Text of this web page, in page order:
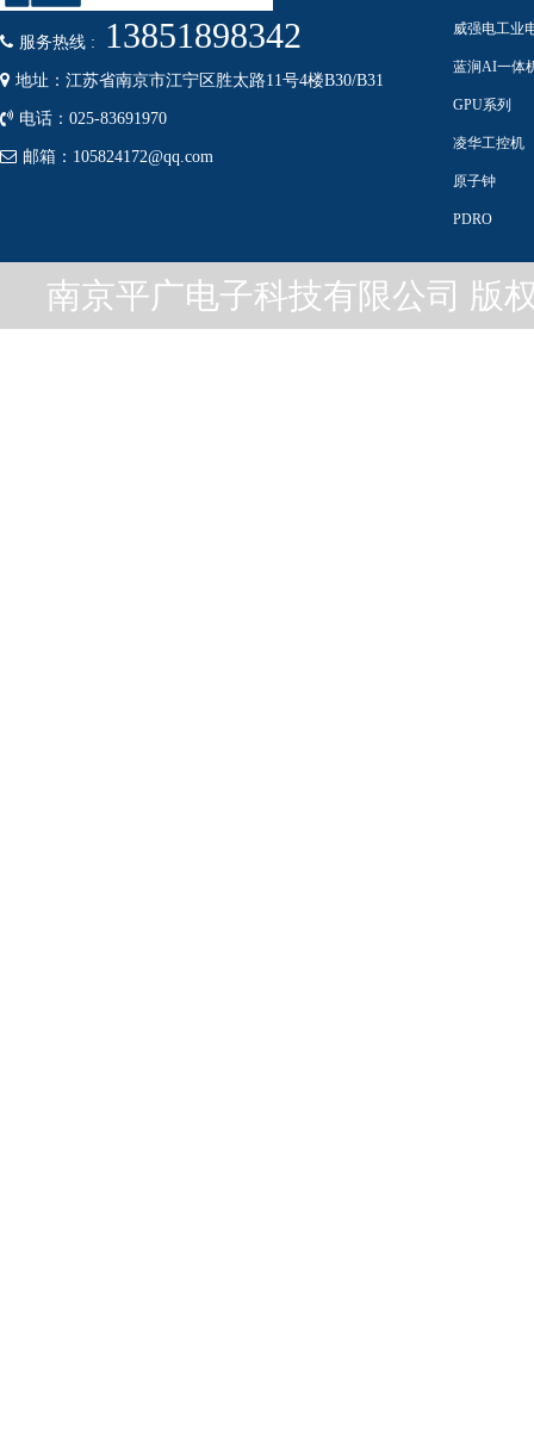
服务热线 : 13851898342
地址：江苏省南京市江宁区胜太路11号4楼B30/B31
电话：025-83691970
邮箱：105824172@qq.com
威强电工业
蓝涧AI一体
GPU系列
凌华工控机
原子钟
PDRO
南京平广电子科技有限公司 版